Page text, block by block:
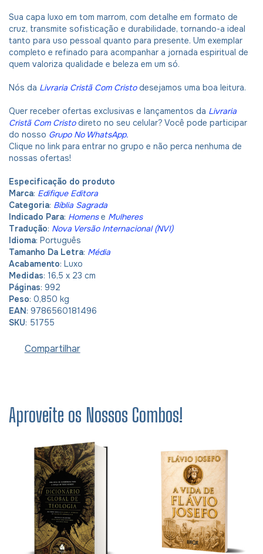
Sua capa luxo em tom marrom, com detalhe em formato de
cruz, transmite sofisticação e durabilidade, tornando-a ideal
tanto para uso pessoal quanto para presente. Um exemplar
completo e refinado para acompanhar a jornada espiritual de
quem valoriza qualidade e beleza em um só.
Nós da Livraria Cristã Com Cristo desejamos uma boa leitura.
Quer receber ofertas exclusivas e lançamentos da Livraria
Cristã Com Cristodireto no seu celular? Você pode participar
do nosso Grupo No WhatsApp.
Clique no link para entrar no grupo e não perca nenhuma de
nossas ofertas!
Especificação do produto
Marca: Edifique Editora
Categoria: Bíblia Sagrada
Indicado Para: Homense Mulheres
Tradução: Nova Versão Internacional (NVI)
Idioma: Português
Tamanho Da Letra: Média
Acabamento: Luxo
Medidas: 16,5 x 23 cm
Páginas: 992
Peso: 0,850 kg
EAN: 9786560181496
SKU: 51755
Compartilhar
Aproveite os Nossos Combos!